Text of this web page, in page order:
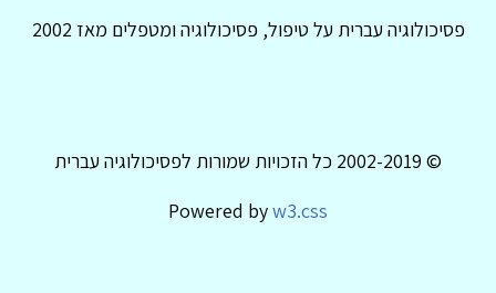
פסיכולוגיה עברית על טיפול, פסיכולוגיה ומטפלים מאז 2002
© 2002-2019 כל הזכויות שמורות לפסיכולוגיה עברית
Powered byw3.css